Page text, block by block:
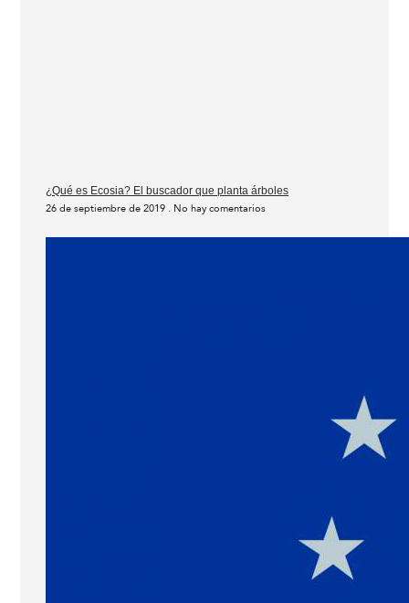
¿Qué es Ecosia? El buscador que planta árboles
26 de septiembre de 2019 No hay comentarios